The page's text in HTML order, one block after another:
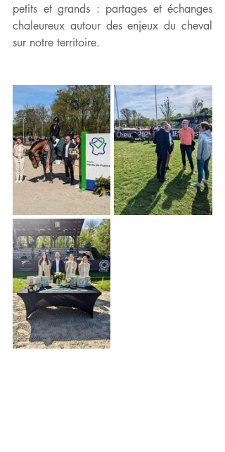
petits et grands : partages et échanges
chaleureux autour des enjeux du cheval
sur notre territoire.